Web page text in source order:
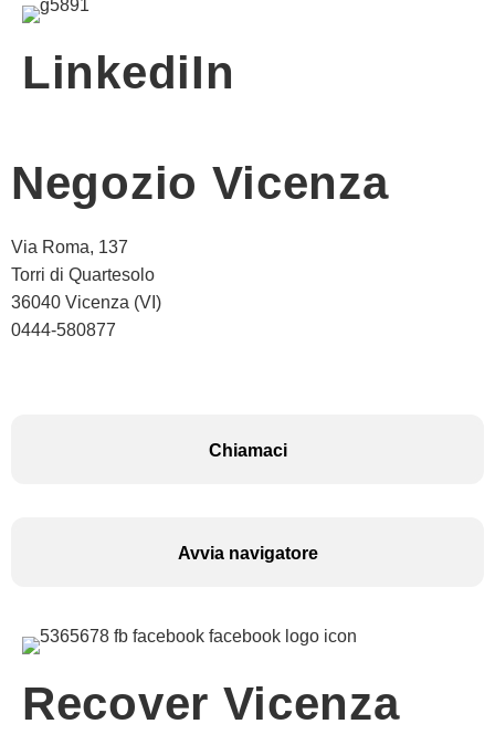
LinkediIn
Negozio Vicenza
Via Roma, 137
Torri di Quartesolo
36040 Vicenza (VI)
0444-580877
Chiamaci
Avvia navigatore
Recover Vicenza